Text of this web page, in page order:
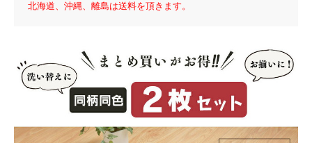
北海道、沖縄、離島は送料を頂きます。